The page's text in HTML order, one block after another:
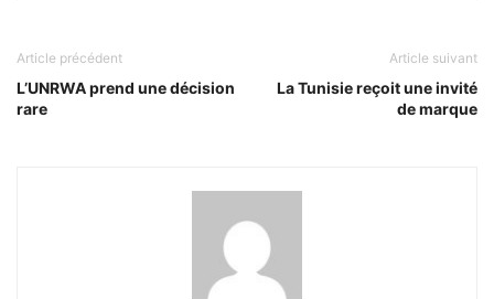
Article précédent
L’UNRWA prend une décision
rare
Article suivant
La Tunisie reçoit une invité
de marque